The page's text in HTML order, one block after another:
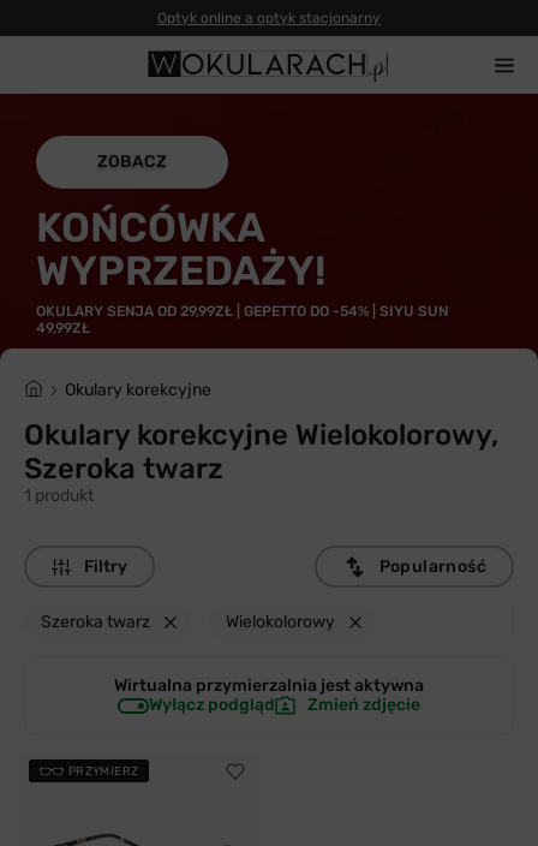
Optyk online a optyk stacjonarny
ZOBACZ
KOŃCÓWKA
WYPRZEDAŻY!
OKULARY SENJA OD 29,99ZŁ | GEPETTO DO -54% | SIYU SUN
49,99ZŁ
Okulary korekcyjne
Okulary korekcyjne Wielokolorowy,
Szeroka twarz
1 produkt
Filtry
Szeroka twarz Wielokolorowy
Popularność
Wirtualna przymierzalnia jestaktywna
Wyłącz podgląd
Zmień zdjęcie
PRZYMIERZ